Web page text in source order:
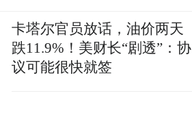
卡塔尔官员放话，油价两天
跌11.9%！美财长“剧透”：协
议可能很快就签